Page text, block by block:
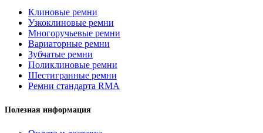
ремень
многоручьевой
INDFORCE
Strongest
quantity
Клиновые ремни
Узкоклиновые ремни
Многоручьевые ремни
Вариаторные ремни
Зубчатые ремни
Поликлиновые ремни
Шестигранные ремни
Ремни стандарта RMA
Полезная информация